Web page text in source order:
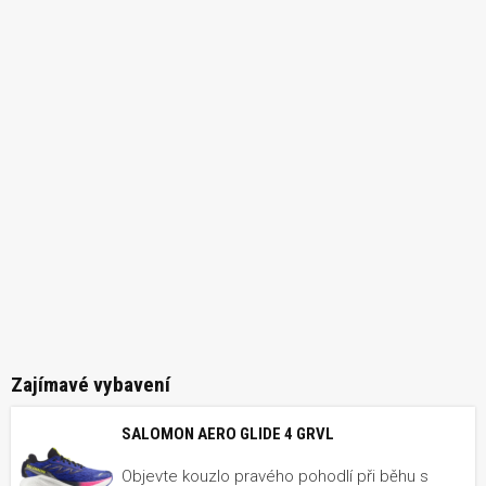
Zajímavé vybavení
SALOMON AERO GLIDE 4 GRVL
Objevte kouzlo pravého pohodlí při běhu s